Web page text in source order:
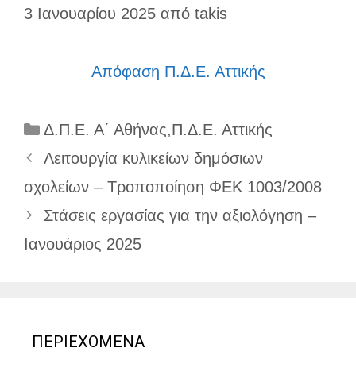
3 Ιανουαρίου 2025 από takis
Απόφαση Π.Δ.Ε. Αττικής
Κατηγορίες
Δ.Π.Ε. Α΄ Αθήνας,Π.Δ.Ε. Αττικής
Λειτουργία κυλικείων δημόσιων
σχολείων – Τροποποίηση ΦΕΚ 1003/2008
Στάσεις εργασίας για την αξιολόγηση –
Ιανουάριος 2025
ΠΕΡΙΕΧΟΜΕΝΑ